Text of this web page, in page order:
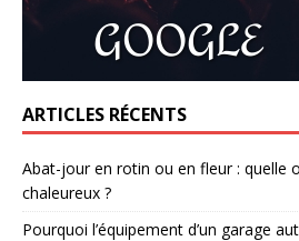
ARTICLES RÉCENTS
Abat-jour en rotin ou en fleur : quelle
chaleureux ?
Pourquoi l’équipement d’un garage